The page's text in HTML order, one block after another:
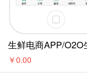
￥0.00